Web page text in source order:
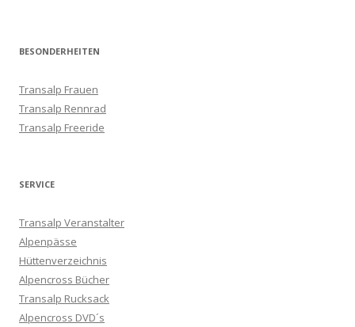
BESONDERHEITEN
Transalp Frauen
Transalp Rennrad
Transalp Freeride
SERVICE
Transalp Veranstalter
Alpenpässe
Hüttenverzeichnis
Alpencross Bücher
Transalp Rucksack
Alpencross DVD´s